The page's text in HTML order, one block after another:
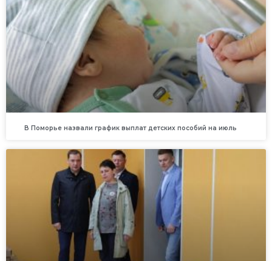
В Поморье назвали график выплат детских пособий на июль